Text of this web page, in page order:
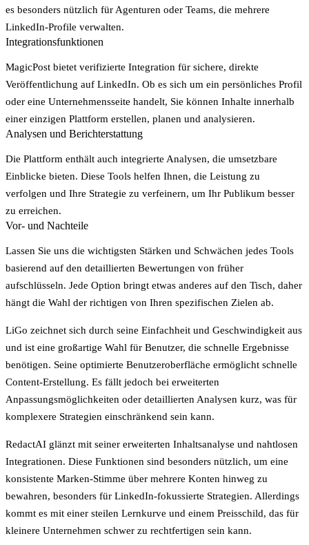
es besonders nützlich für Agenturen oder Teams, die mehrere
LinkedIn-Profile verwalten.
Integrationsfunktionen
MagicPost bietet verifizierte Integration für sichere, direkte
Veröffentlichung auf LinkedIn. Ob es sich um ein persönliches Profil
oder eine Unternehmensseite handelt, Sie können Inhalte innerhalb
einer einzigen Plattform erstellen, planen und analysieren.
Analysen und Berichterstattung
Die Plattform enthält auch integrierte Analysen, die umsetzbare
Einblicke bieten. Diese Tools helfen Ihnen, die Leistung zu
verfolgen und Ihre Strategie zu verfeinern, um Ihr Publikum besser
zu erreichen.
Vor- und Nachteile
Lassen Sie uns die wichtigsten Stärken und Schwächen jedes Tools
basierend auf den detaillierten Bewertungen von früher
aufschlüsseln. Jede Option bringt etwas anderes auf den Tisch, daher
hängt die Wahl der richtigen von Ihren spezifischen Zielen ab.
LiGo zeichnet sich durch seine Einfachheit und Geschwindigkeit aus
und ist eine großartige Wahl für Benutzer, die schnelle Ergebnisse
benötigen. Seine optimierte Benutzeroberfläche ermöglicht schnelle
Content-Erstellung. Es fällt jedoch bei erweiterten
Anpassungsmöglichkeiten oder detaillierten Analysen kurz, was für
komplexere Strategien einschränkend sein kann.
RedactAI glänzt mit seiner erweiterten Inhaltsanalyse und nahtlosen
Integrationen. Diese Funktionen sind besonders nützlich, um eine
konsistente Marken-Stimme über mehrere Konten hinweg zu
bewahren, besonders für LinkedIn-fokussierte Strategien. Allerdings
kommt es mit einer steilen Lernkurve und einem Preisschild, das für
kleinere Unternehmen schwer zu rechtfertigen sein kann.